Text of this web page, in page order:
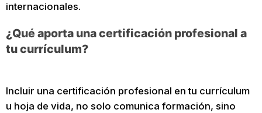
internacionales.
¿Qué aporta una certificación profesional a
tu currículum?
Incluir una certificación profesional en tu currículum
u hoja de vida, no solo comunica formación, sino